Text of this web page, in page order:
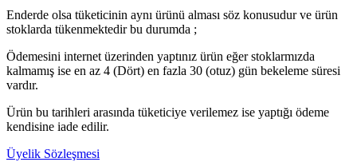
Enderde olsa tüketicinin aynı ürünü alması söz konusudur ve ürün
stoklarda tükenmektedir bu durumda ;
Ödemesini internet üzerinden yaptınız ürün eğer stoklarmızda
kalmamış ise en az 4 (Dört) en fazla 30 (otuz) gün bekeleme süresi
vardır.
Ürün bu tarihleri arasında tüketiciye verilemez ise yaptığı ödeme
kendisine iade edilir.
Üyelik Sözleşmesi